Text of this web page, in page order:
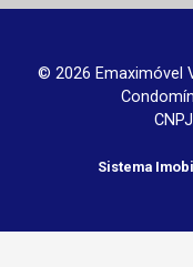
© 2026 Emaximóvel
Sistema